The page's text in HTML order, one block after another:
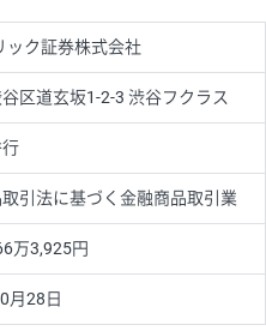
ック証券株式会社
区道玄坂1-2-3 渋谷フクラス
引法に基づく金融商品取引業
万3,925円
月28日